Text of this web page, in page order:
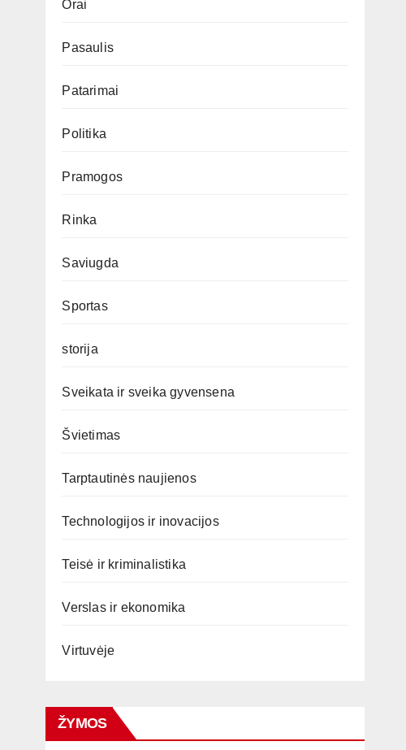
Orai
Pasaulis
Patarimai
Politika
Pramogos
Rinka
Saviugda
Sportas
storija
Sveikata ir sveika gyvensena
Švietimas
Tarptautinės naujienos
Technologijos ir inovacijos
Teisė ir kriminalistika
Verslas ir ekonomika
Virtuvėje
ŽYMOS